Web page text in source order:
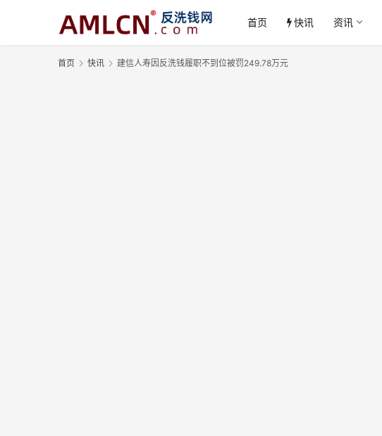
首页 快讯 资讯
首页 快讯 建信人寿因反洗钱履职不到位被罚249.78万元